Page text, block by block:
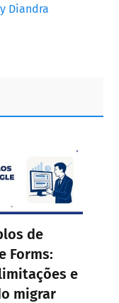
Diandra
de
Forms:
e
migrar